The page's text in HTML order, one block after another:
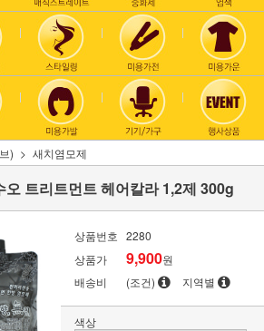
) 새치염모제
오 트리트먼트 헤어칼라 1,2제 300g
상품번호 2280
상품가
9,900원
배송비
(조건) 지역별
색상